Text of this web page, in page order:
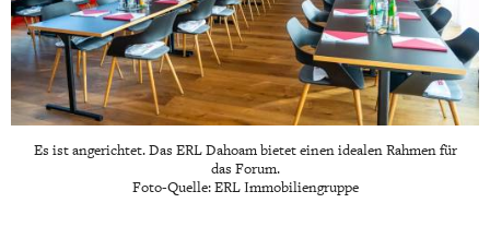
Es ist angerichtet. Das ERL Dahoam bietet einen idealen Rahmen für
das Forum.
Foto-Quelle: ERL Immobiliengruppe